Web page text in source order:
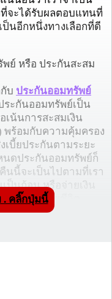
ที่จะได้รับผลตอบแทนที่
นอีกหนึ่งทางเลือกที่ดี
ย์ หรือ ประกันสะสม
บ ประกันออมทรัพย์
ะกันออมทรัพย์เป็น
น้นการสะสมเงิน
พร้อมกับความคุ้มครอง
เบี้ยประกันตามระยะ
นดประกันออมทรัพย์ก็
นนี้จะเป็นไปตามที่เรา
ป็นก้อน หรือจ่ายเงิน
ณีที่เราเสียชีวิต
โยชน์จะได้รับเงิน
. คลิ๊กปุ่มนี้